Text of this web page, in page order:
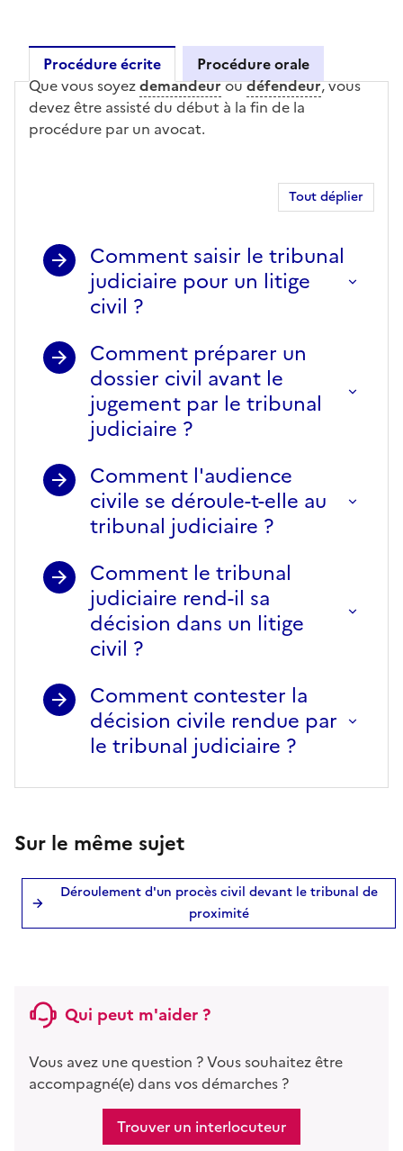
Procédure écrite Procédure orale
Procédure écrite
Que vous soyezdemandeuroudéfendeur, vous
devez être assisté du début à la fin de la
procédure par un avocat.
Tout déplier
Comment saisir le tribunal
judiciaire pour un litige
civil ?
Comment préparer un
dossier civil avant le
jugement par le tribunal
judiciaire ?
Comment l'audience
civile se déroule-t-elle au
tribunal judiciaire ?
Comment le tribunal
judiciaire rend-il sa
décision dans un litige
civil ?
Comment contester la
décision civile rendue par
le tribunal judiciaire ?
Sur le même sujet
Déroulement d'un procès civil devant le tribunal de
proximité
Qui peut m'aider ?
Vous avez une question ? Vous souhaitez être
accompagné(e) dans vos démarches ?
Trouver un interlocuteur